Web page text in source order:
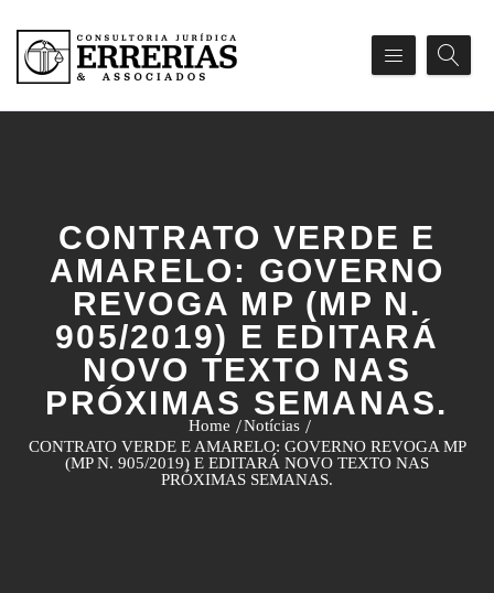
CONTRATO VERDE E
AMARELO: GOVERNO
REVOGA MP (MP N.
905/2019) E EDITARÁ
NOVO TEXTO NAS
PRÓXIMAS SEMANAS.
Home
Notícias
CONTRATO VERDE E AMARELO: GOVERNO REVOGA MP
(MP N. 905/2019) E EDITARÁ NOVO TEXTO NAS
PRÓXIMAS SEMANAS.